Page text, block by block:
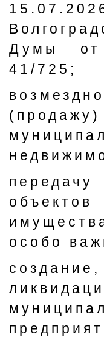
Думы
41/725;
объектов
особо